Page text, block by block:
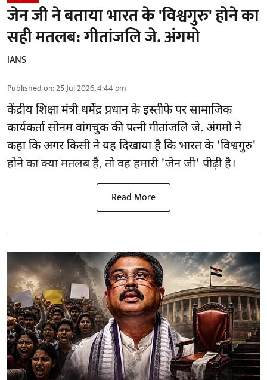
जेन जी ने बताया भारत के 'विश्वगुरु' होने का
सही मतलब: गीतांजलि जे. अंगमो
IANS
Published on:25 Jul 2026, 4:44 pm
केंद्रीय शिक्षा मंत्री धर्मेंद्र प्रधान के इस्तीफे पर सामाजिक
कार्यकर्ता सोनम वांगचुक की पत्नी गीतांजलि जे. अंगमो ने
कहा कि अगर किसी ने यह दिखाया है कि भारत के 'विश्वगुरु'
होने का क्या मतलब है, तो वह हमारी 'जेन जी' पीढ़ी है।
Read More